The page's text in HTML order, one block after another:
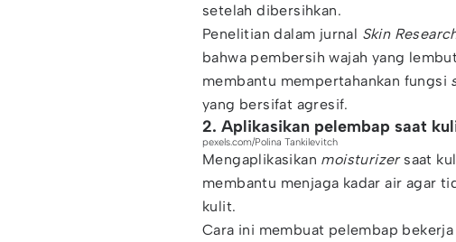
setelah dibersihkan.
Penelitian dalam jurnal Skin
bahwa pembersih wajah yang
membantu mempertahankan fungsi
yang bersifat agresif.
2. Aplikasikan pelembap saat
pexels.com/Polina Tankilevitch
Mengaplikasikan moisturizersaat
membantu menjaga kadar air agar
kulit.
Cara ini membuat pelembap